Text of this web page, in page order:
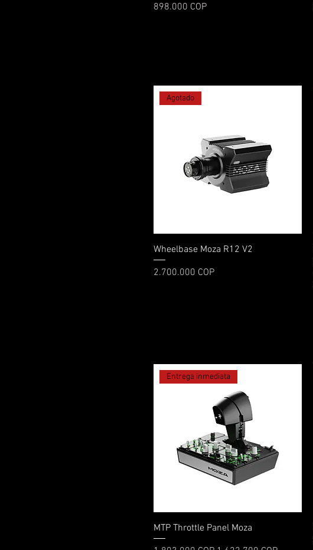
Precio
898.000 COP
Vista rápida
Agotado
Wheelbase Moza R12 V2
Precio
2.700.000 COP
Vista rápida
Entrega inmediata
MTP Throttle Panel Moza